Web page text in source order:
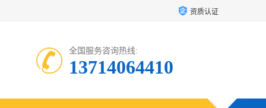
资质认证
全国服务咨询热线:
13714064410